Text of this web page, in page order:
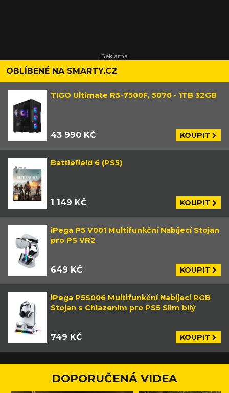
OBLÍBENÉ NA SMARTY.CZ
TIGO Ultimate R5-7500F, 5070 - 1TB 32GB
43 990 KČ KOUPIT
Battlefield 6 (PS5)
1 149 KČ KOUPIT
iPega P5 V001 Multifunkční Nabíjecí Stojan
pro PS VR2
649 KČ KOUPIT
iPega P5S006 Multifunkční Nabíjecí RGB
Stojan s Chlazením pro PS5 Slim bílý
749 KČ KOUPIT
DOPORUČENÁ VIDEA